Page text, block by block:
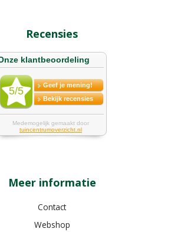
Recensies
Meer informatie
Contact
Webshop